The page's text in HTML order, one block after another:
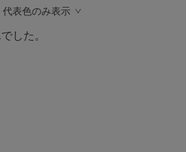
代表色のみ表示
した。